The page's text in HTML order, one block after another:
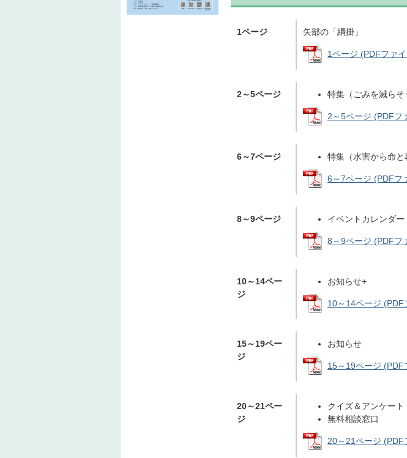
1ページ 矢部の「綱掛」
1ページ (PDFファ
2～5ページ 特集（ごみを減らそ
2～5ページ (PDFフ
6～7ページ 特集（水害から命と
6～7ページ (PDFフ
8～9ページ イベントカレンダー
8～9ページ (PDFフ
10～14ペー
ジ
お知らせ+
10～14ページ (PDF
15～19ペー
ジ
お知らせ
15～19ページ (PDF
20～21ペー
ジ
クイズ＆アンケート
無料相談窓口
20～21ページ (PDF